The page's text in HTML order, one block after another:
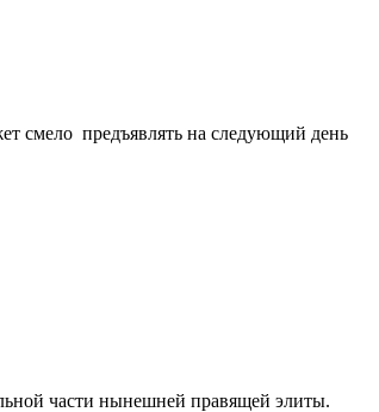
смело предъявлять на следующий день
части нынешней правящей элиты.